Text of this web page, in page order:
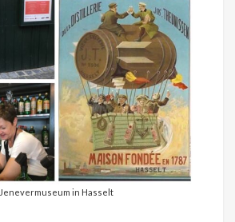
Jenevermuseum in Hasselt